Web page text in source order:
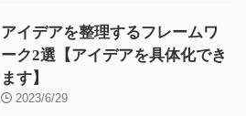
アイデアを整理するフレームワ
ーク2選【アイデアを具体化でき
ます】
2023/6/29